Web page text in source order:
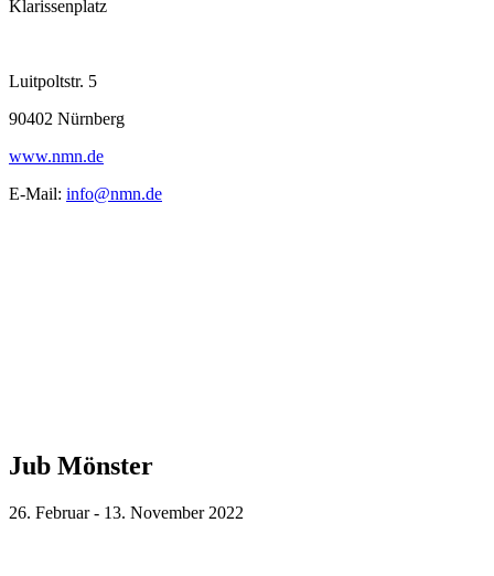
Klarissenplatz
Luitpoltstr. 5
90402 Nürnberg
www.nmn.de
E-Mail: info@nmn.de
Jub Mönster
26. Februar - 13. November 2022